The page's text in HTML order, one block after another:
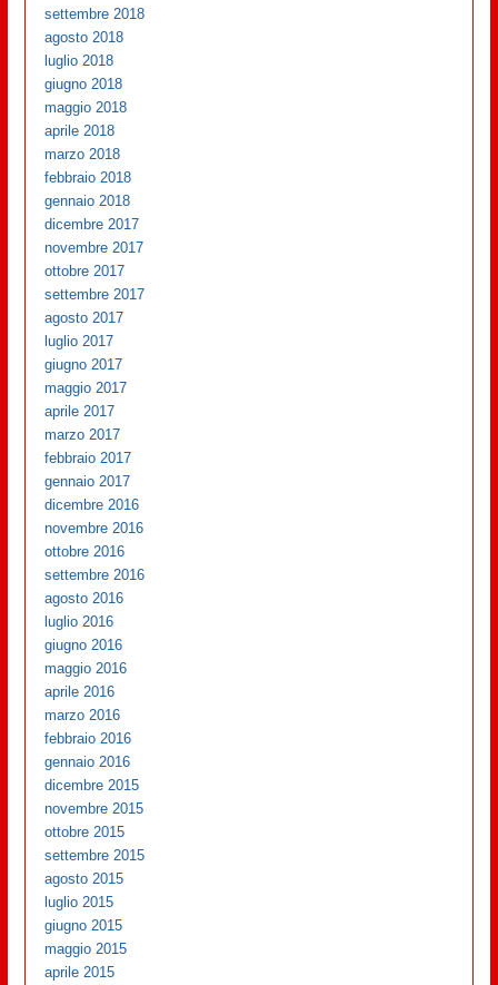
settembre 2018
agosto 2018
luglio 2018
giugno 2018
maggio 2018
aprile 2018
marzo 2018
febbraio 2018
gennaio 2018
dicembre 2017
novembre 2017
ottobre 2017
settembre 2017
agosto 2017
luglio 2017
giugno 2017
maggio 2017
aprile 2017
marzo 2017
febbraio 2017
gennaio 2017
dicembre 2016
novembre 2016
ottobre 2016
settembre 2016
agosto 2016
luglio 2016
giugno 2016
maggio 2016
aprile 2016
marzo 2016
febbraio 2016
gennaio 2016
dicembre 2015
novembre 2015
ottobre 2015
settembre 2015
agosto 2015
luglio 2015
giugno 2015
maggio 2015
aprile 2015